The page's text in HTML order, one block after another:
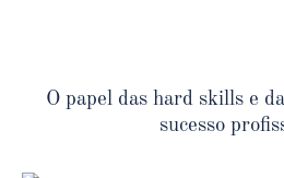
O papel das hard skills e
sucesso